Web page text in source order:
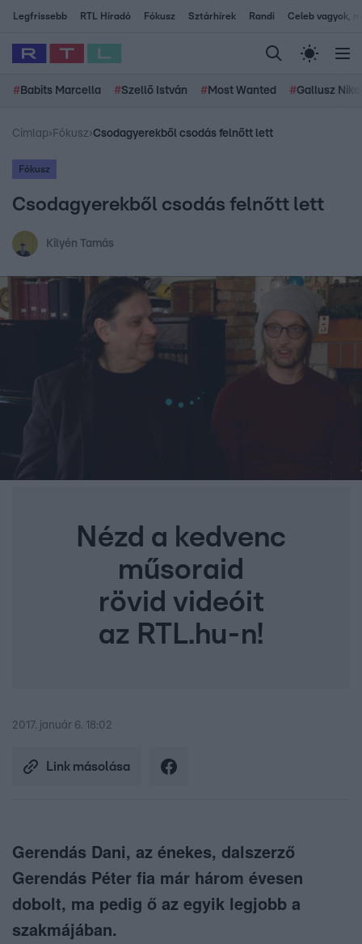
Legfrissebb RTL Híradó Fókusz Sztárhírek Randi Celeb vagyok,
# Babits Marcella #Szellő István # Most Wanted #Gallusz
Címlap› Fókusz›Csodagyerekből csodás felnőtt lett
Fókusz
Csodagyerekből csodás felnőtt lett
Kilyén Tamás
Nézd a kedvenc
műsoraid
rövid videóit
az RTL.hu-n!
2017. január 6. 18:02
Link másolása
Gerendás Dani, az énekes, dalszerző
Gerendás Péter fia már három évesen
dobolt, ma pedig ő az egyik legjobb a
szakmájában.